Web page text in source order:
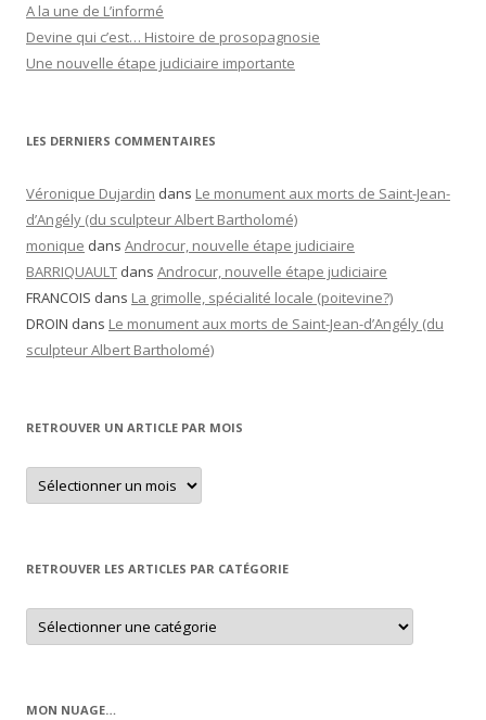
A la une de L’informé
Devine qui c’est… Histoire de prosopagnosie
Une nouvelle étape judiciaire importante
LES DERNIERS COMMENTAIRES
Véronique Dujardin dans Le monument aux morts de Saint-Jean-
d’Angély (du sculpteur Albert Bartholomé)
monique dans Androcur, nouvelle étape judiciaire
BARRIQUAULT dans Androcur, nouvelle étape judiciaire
FRANCOIS dans La grimolle, spécialité locale (poitevine?)
DROIN dans Le monument aux morts de Saint-Jean-d’Angély (du
sculpteur Albert Bartholomé)
RETROUVER UN ARTICLE PAR MOIS
Retrouver
un
article
RETROUVER LES ARTICLES PAR CATÉGORIE
Retrouver
les
articles
MON NUAGE…